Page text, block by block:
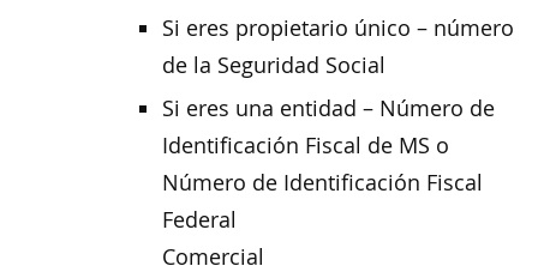
Si eres propietario único – número
de la Seguridad Social
Si eres una entidad – Número de
Identificación Fiscal de MS o
Número de Identificación Fiscal
Federal
Comercial